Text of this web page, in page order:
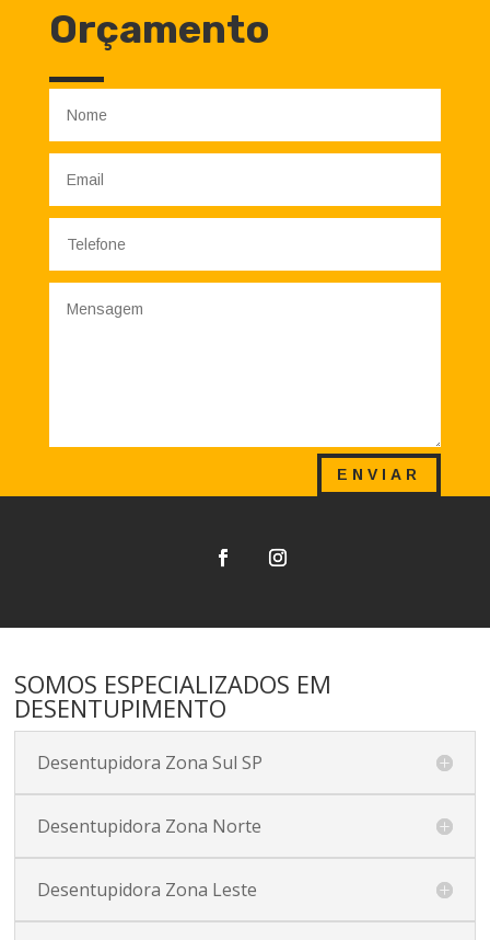
Orçamento
ENVIAR
SOMOS ESPECIALIZADOS EM
DESENTUPIMENTO
Desentupidora Zona Sul SP
Desentupidora Zona Norte
Desentupidora Zona Leste